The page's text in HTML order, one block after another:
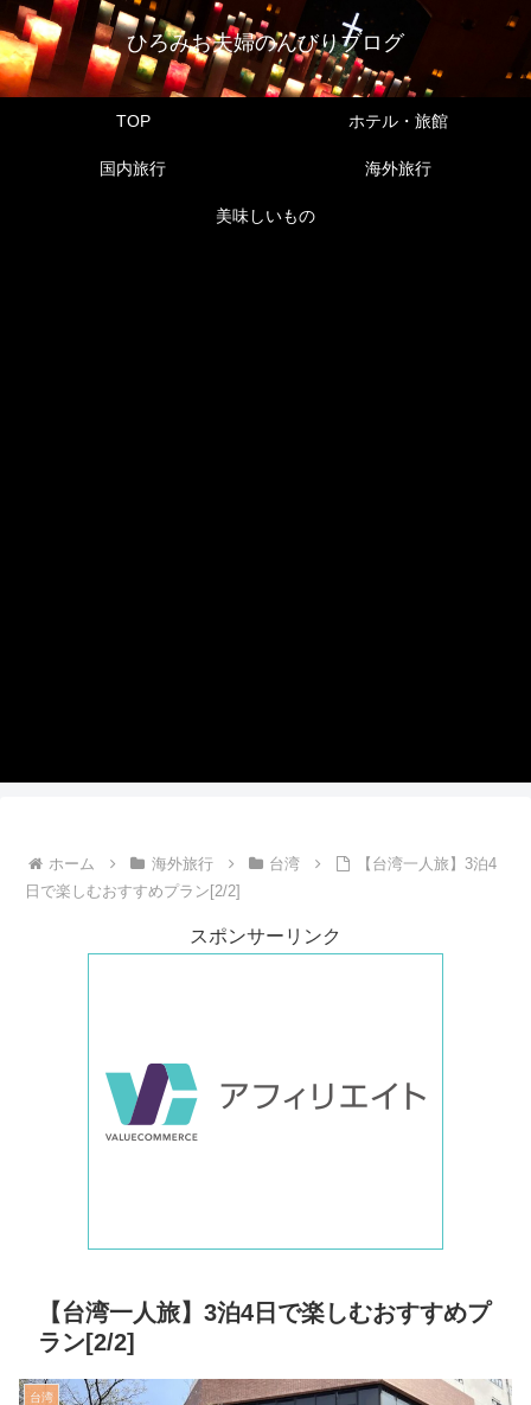
ひろみお夫婦のんびりブログ
TOP ホテル・旅館
国内旅行 海外旅行
美味しいもの
ホーム 海外旅行 台湾
【台湾一人旅】3泊4
日で楽しむおすすめプラン[2/2]
スポンサーリンク
【台湾一人旅】3泊4日で楽しむおすすめプ
ラン[2/2]
台湾